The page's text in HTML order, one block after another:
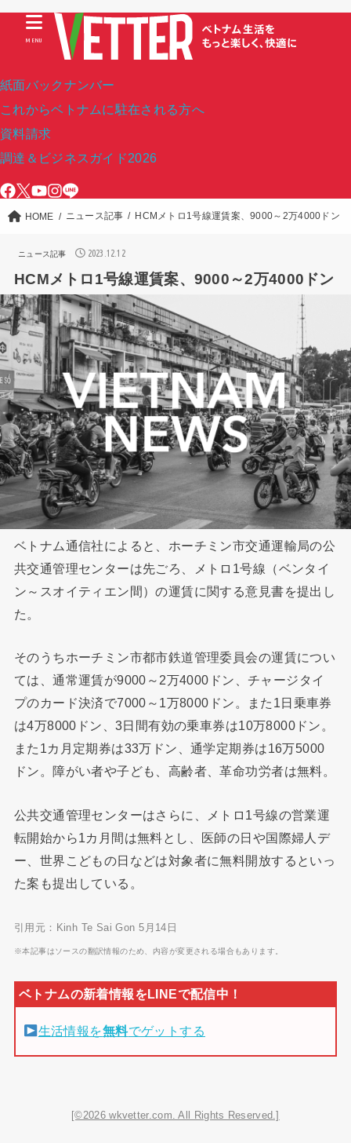
紙面バックナンバー
これからベトナムに駐在される方へ
資料請求
調達＆ビジネスガイド2026
MENU
HOME ニュース記事 HCMメトロ1号線運賃案、9000～2万4000ドン
ニュース記事 2023.12.12
HCMメトロ1号線運賃案、9000～2万4000ドン
ベトナム通信社によると、ホーチミン市交通運輸局の公
共交通管理センターは先ごろ、メトロ1号線（ベンタイ
ン～スオイティエン間）の運賃に関する意見書を提出し
た。
そのうちホーチミン市都市鉄道管理委員会の運賃につい
ては、通常運賃が9000～2万4000ドン、チャージタイ
プのカード決済で7000～1万8000ドン。また1日乗車券
は4万8000ドン、3日間有効の乗車券は10万8000ドン。
また1カ月定期券は33万ドン、通学定期券は16万5000
ドン。障がい者や子ども、高齢者、革命功労者は無料。
公共交通管理センターはさらに、メトロ1号線の営業運
転開始から1カ月間は無料とし、医師の日や国際婦人デ
ー、世界こどもの日などは対象者に無料開放するといっ
た案も提出している。
引用元：Kinh Te Sai Gon 5月14日
※本記事はソースの翻訳情報のため、内容が変更される場合もあります。
生活情報を無料でゲットする
[©2026 wkvetter.com. All Rights Reserved.]